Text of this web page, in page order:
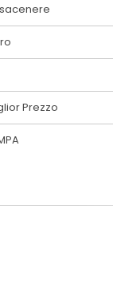
Prezzo